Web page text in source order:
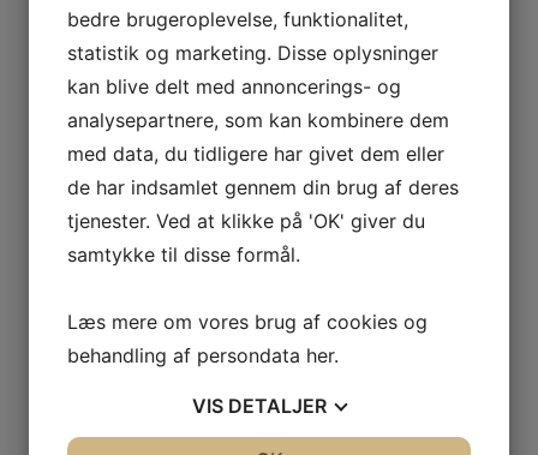
TIL BOLIGEN
50,00DKK
bedre brugeroplevelse, funktionalitet,
statistik og marketing. Disse oplysninger
kan blive delt med annoncerings- og
analysepartnere, som kan kombinere dem
med data, du tidligere har givet dem eller
de har indsamlet gennem din brug af deres
tjenester. Ved at klikke på 'OK' giver du
samtykke til disse formål.
Læs mere om vores brug af cookies og
behandling af persondata her.
VIS DETALJER